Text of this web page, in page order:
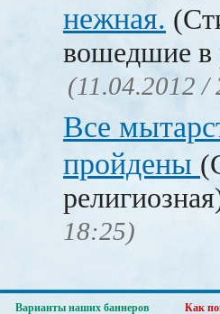
нежная.
вошедшие в
(11.04.2012 /
Все
пройдены
18:25)
Варианты наших баннеров Как